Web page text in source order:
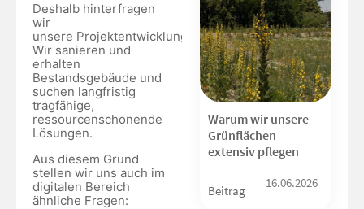
Deshalb hinterfragen
wir
unsere Projektentwicklungen.
Wir sanieren und
erhalten
Bestandsgebäude und
suchen langfristig
tragfähige,
ressourcenschonende
Lösungen.
Aus diesem Grund
stellen wir uns auch im
digitalen Bereich
ähnliche Fragen:
Warum wir unsere
Grünflächen
extensiv pflegen
Beitrag
16.06.2026